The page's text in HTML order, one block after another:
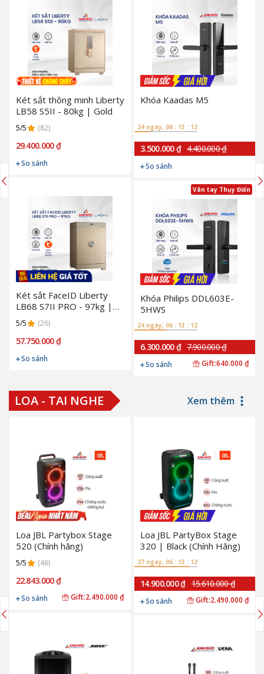
Két sắt thông minh Liberty
LB58 S5II - 80kg | Gold
5/5 (82)
29.400.000 ₫
So sánh
Két sắt FaceID Liberty
LB68 S7II PRO - 97kg |
Gold
5/5 (26)
57.750.000 ₫
So sánh
Khóa Kaadas M5
24 ngày, 06 : 13 : 11
3.500.000 ₫ 4.400.000 ₫
So sánh
Vân tay Thụy Điển
Khóa Philips DDL603E-
5HWS
24 ngày, 06 : 13 : 11
6.300.000 ₫ 7.900.000 ₫
So sánh Gift:640.000 ₫
LOA - TAI NGHE Xem thêm
Loa JBL Partybox Stage
520 (Chính hãng)
5/5 (46)
22.843.000 ₫
So sánh Gift:2.490.000 ₫
Loa JBL PartyBox Stage
320 | Black (Chính Hãng)
27 ngày, 06 : 13 : 11
14.900.000 ₫ 15.610.000 ₫
So sánh Gift:2.490.000 ₫